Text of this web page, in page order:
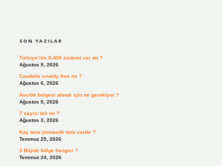
SON YAZILAR
Türkiye’nin S-400 sistemi var mı ?
Ağustos 9, 2026
Caudalie cruelty free mi ?
Ağustos 6, 2026
Avcılık belgesi almak için ne gerekiyor ?
Ağustos 5, 2026
7 sayısı tek mi ?
Ağustos 3, 2026
Kaç tane jimnastik türü vardır ?
Temmuz 25, 2026
3 Büyük bölge hangisi ?
Temmuz 24, 2026